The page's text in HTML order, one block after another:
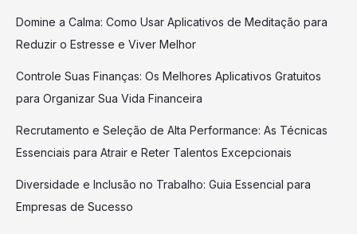
Domine a Calma: Como Usar Aplicativos de Meditação para
Reduzir o Estresse e Viver Melhor
Controle Suas Finanças: Os Melhores Aplicativos Gratuitos
para Organizar Sua Vida Financeira
Recrutamento e Seleção de Alta Performance: As Técnicas
Essenciais para Atrair e Reter Talentos Excepcionais
Diversidade e Inclusão no Trabalho: Guia Essencial para
Empresas de Sucesso